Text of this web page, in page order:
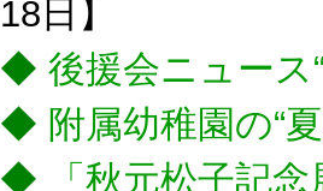
18日】
◆ 後援会ニュース
◆ 附属幼稚園の“
◆
「秋元松子記